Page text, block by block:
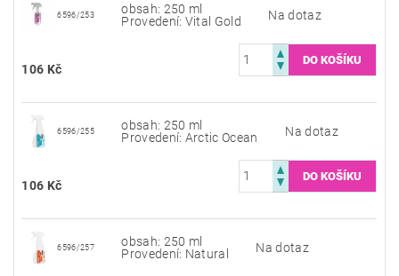
6596/253
obsah: 250 ml
Provedení: Vital Gold
Na dotaz
106 Kč
6596/255
obsah: 250 ml
Provedení: Arctic Ocean
Na dotaz
106 Kč
6596/257
obsah: 250 ml
Provedení: Natural
Na dotaz